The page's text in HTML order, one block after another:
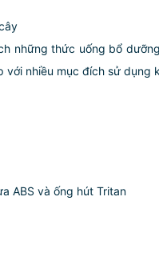
những thức uống bổ
nhiều mục đích sử dụng
ABS và ống hút Tritan